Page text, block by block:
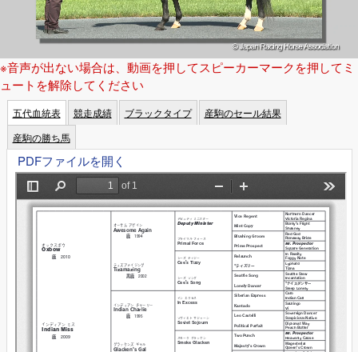
※音声が出ない場合は、動画を押してスピーカーマークを押してミ
ュートを解除してください
五代血統表 競走成績 ブラックタイプ
産駒のセール結果
産駒の勝ち馬
PDFファイルを開く